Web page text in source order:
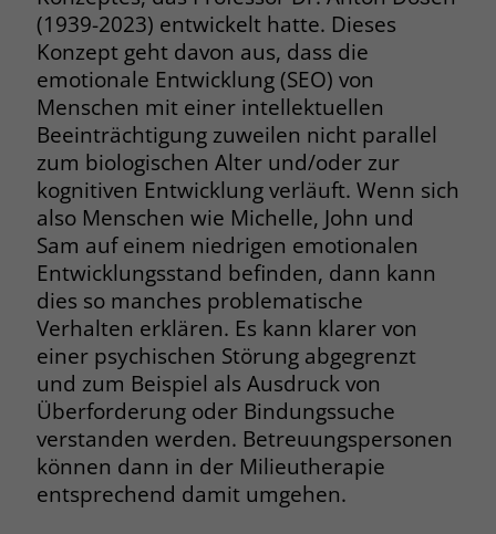
(1939-2023) entwickelt hatte. Dieses
Konzept geht davon aus, dass die
emotionale Entwicklung (SEO) von
Menschen mit einer intellektuellen
Beeinträchtigung zuweilen nicht parallel
zum biologischen Alter und/oder zur
kognitiven Entwicklung verläuft. Wenn sich
also Menschen wie Michelle, John und
Sam auf einem niedrigen emotionalen
Entwicklungsstand befinden, dann kann
dies so manches problematische
Verhalten erklären. Es kann klarer von
einer psychischen Störung abgegrenzt
und zum Beispiel als Ausdruck von
Überforderung oder Bindungssuche
verstanden werden. Betreuungspersonen
können dann in der Milieutherapie
entsprechend damit umgehen.
Name __cf_bm
Anbieter .fonts.net
Laufzeit 30 Minuten
Zweck
This cookie, set by Cloudflare, is used to
support Cloudflare Bot Management.
Name JSessionID
Anbieter jobs.stiftung-liebenau.de
Laufzeit Session
Behält die Zustände des Benutzers bei
allen Seitenanfragen bei.
Name _gcl_au
Anbieter Google Ads
Laufzeit 90 Tage
Zweck Enthält eine zufallsgenerierte User-ID.
Name _gcl_aw
Anbieter Google Ads
Laufzeit 90 Tage
Zweck
Dieses Cookie wird gesetzt, wenn ein
User über einen Klick auf eine Google
Werbeanzeige auf die Website gelangt.
Es enthält Informationen darüber,
welche Werbeanzeige geklickt wurde,